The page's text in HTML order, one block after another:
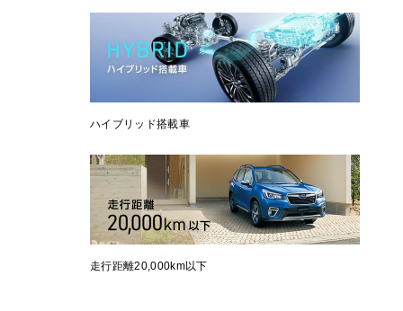
ハイブリッド搭載車
走行距離20,000km以下